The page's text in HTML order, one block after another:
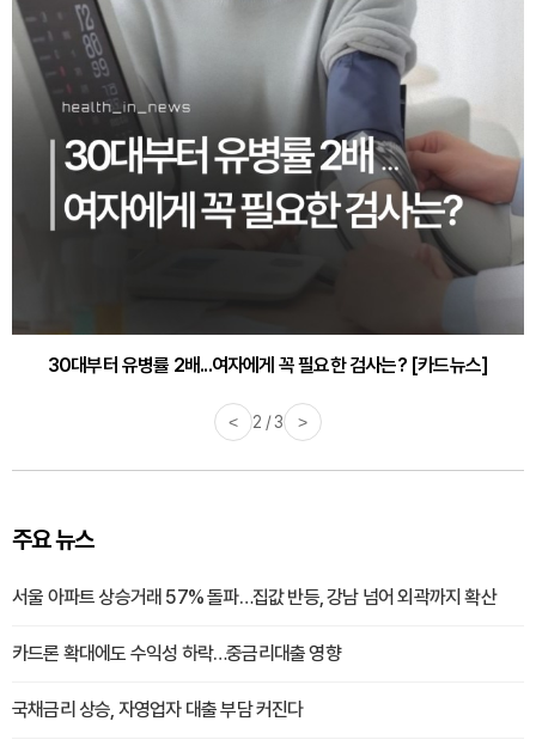
30대부터 유병률 2배...여자에게 꼭 필요한 검사는? [카드뉴스]
< 2 / 3 >
주요 뉴스
서울 아파트 상승거래 57% 돌파…집값 반등, 강남 넘어 외곽까지 확산
카드론 확대에도 수익성 하락…중금리대출 영향
국채금리 상승, 자영업자 대출 부담 커진다